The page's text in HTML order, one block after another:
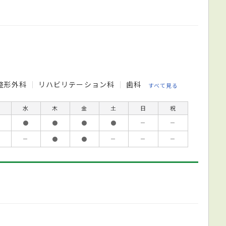
形外科 リハビリテーション科 歯科 すべて見る
水 木 金 土 日
祝
● ● ● ● －
－
－ ● ● － － －